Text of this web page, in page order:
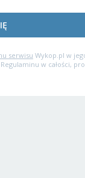
serwisu Wykop.pl w
w całości,